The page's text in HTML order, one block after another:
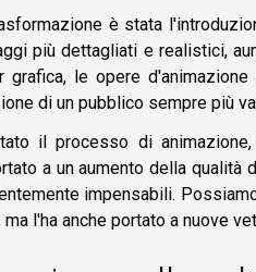
è stata
più dettagliati e realistici,
grafica, le opere
di un pubblico sempre più
il processo di
a un aumento della qualità
impensabili.
l'ha anche portato a nuove